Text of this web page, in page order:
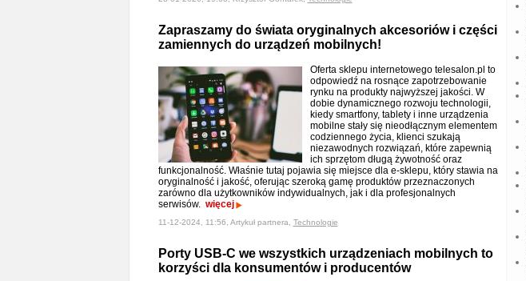
Zapraszamy do świata oryginalnych akcesoriów i części
zamiennych do urządzeń mobilnych!
Oferta sklepu internetowego telesalon.pl to
odpowiedź na rosnące zapotrzebowanie
rynku na produkty najwyższej jakości. W
dobie dynamicznego rozwoju technologii,
kiedy smartfony, tablety i inne urządzenia
mobilne stały się nieodłącznym elementem
codziennego życia, klienci szukają
niezawodnych rozwiązań, które zapewnią
ich sprzętom długą żywotność oraz
funkcjonalność. Właśnie tutaj pojawia się miejsce dla e-sklepu, który stawia na
oryginalność i jakość, oferując szeroką gamę produktów przeznaczonych
zarówno dla użytkowników indywidualnych, jak i dla profesjonalnych
serwisów. więcej
11-12-2024, 11:56, Artykuł partnera, Technologie
Porty USB-C we wszystkich urządzeniach mobilnych to
korzyści dla konsumentów i producentów